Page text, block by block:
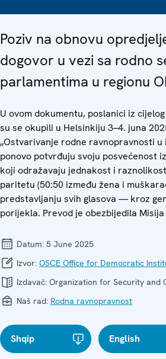
Poziv na obnovu
dogovor u vezi sa rodno
parlamentima u regionu
U ovom dokumentu, poslanici iz
su se okupili u Helsinkiju 3–4. juna
„Ostvarivanje rodne ravnopravnosti
ponovo potvrđuju svoju posvećenost
koji odražavaju jednakost i
paritetu (50:50 između žena i
predstavljanju svih glasova — kroz
porijekla. Prevod je obezbijedila Misija
Datum: 5 June 2025
Izvor: OSCE Office for Democratic
Izdavač: Organization for Security and
Naš rad: Rodna ravnopravnost
Shqip English